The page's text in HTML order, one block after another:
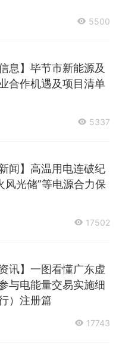
5500
息】毕节市新能源及
合作机遇及项目清单
5337
新闻】高温用电连破纪
风光储”等电源合力保
17502
资讯】一图看懂广东虚
与电能量交易实施细
）注册篇
17743